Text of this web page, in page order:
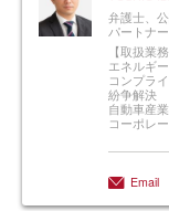
米国司法
執行及び
弁護士、
パートナー
【取扱業務
エネルギ
コンプラ
紛争解決
自動車産業
コーポレ
Email